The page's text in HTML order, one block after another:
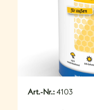
Art.-Nr.:4103